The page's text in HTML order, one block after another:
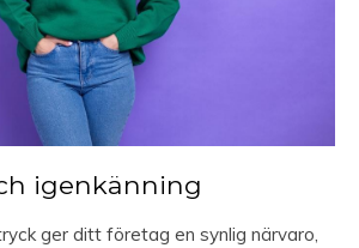
igenkänning
ger ditt företag en synlig närvaro,